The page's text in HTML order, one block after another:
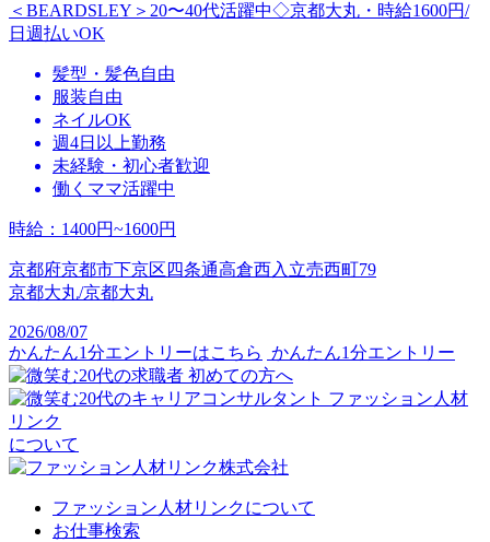
＜BEARDSLEY＞20〜40代活躍中◇京都大丸・時給1600円/
日週払いOK
髪型・髪色自由
服装自由
ネイルOK
週4日以上勤務
未経験・初心者歓迎
働くママ活躍中
時給 ： 1400円~1600円
京都府京都市下京区四条通高倉西入立売西町79
京都大丸/京都大丸
2026/08/07
かんたん1分エントリーはこちら かんたん1分エントリー
初めての方へ
ファッション人材
リンク
について
ファッション人材リンクについて
お仕事検索